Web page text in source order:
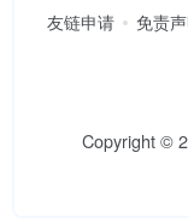
友链申请 免责
Copyright ©